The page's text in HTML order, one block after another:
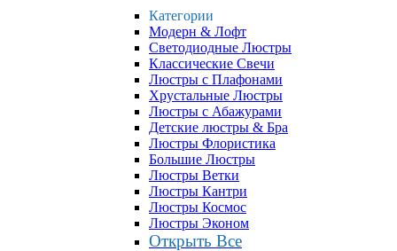
Категории
Модерн & Лофт
Светодиодные Люстры
Классические Свечи
Люстры с Плафонами
Хрустальные Люстры
Люстры с Абажурами
Детские люстры & Бра
Люстры Флористика
Большие Люстры
Люстры Ветки
Люстры Кантри
Люстры Космос
Люстры Эконом
Открыть Все